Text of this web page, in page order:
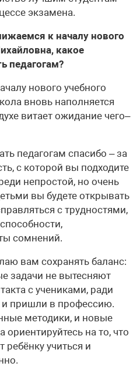
экзамена.
к началу нового
какое
педагогам?
нового учебного
вновь наполняется
витает ожидание чего–
педагогам спасибо – за
с которой вы подходите
непростой, но очень
вы будете открывать
с трудностями,
сомнений.
вам сохранять баланс:
задачи не вытесняют
с учениками, ради
и пришли в профессию.
методики, и новые
ориентируйтесь на то, что
ребёнку учиться и